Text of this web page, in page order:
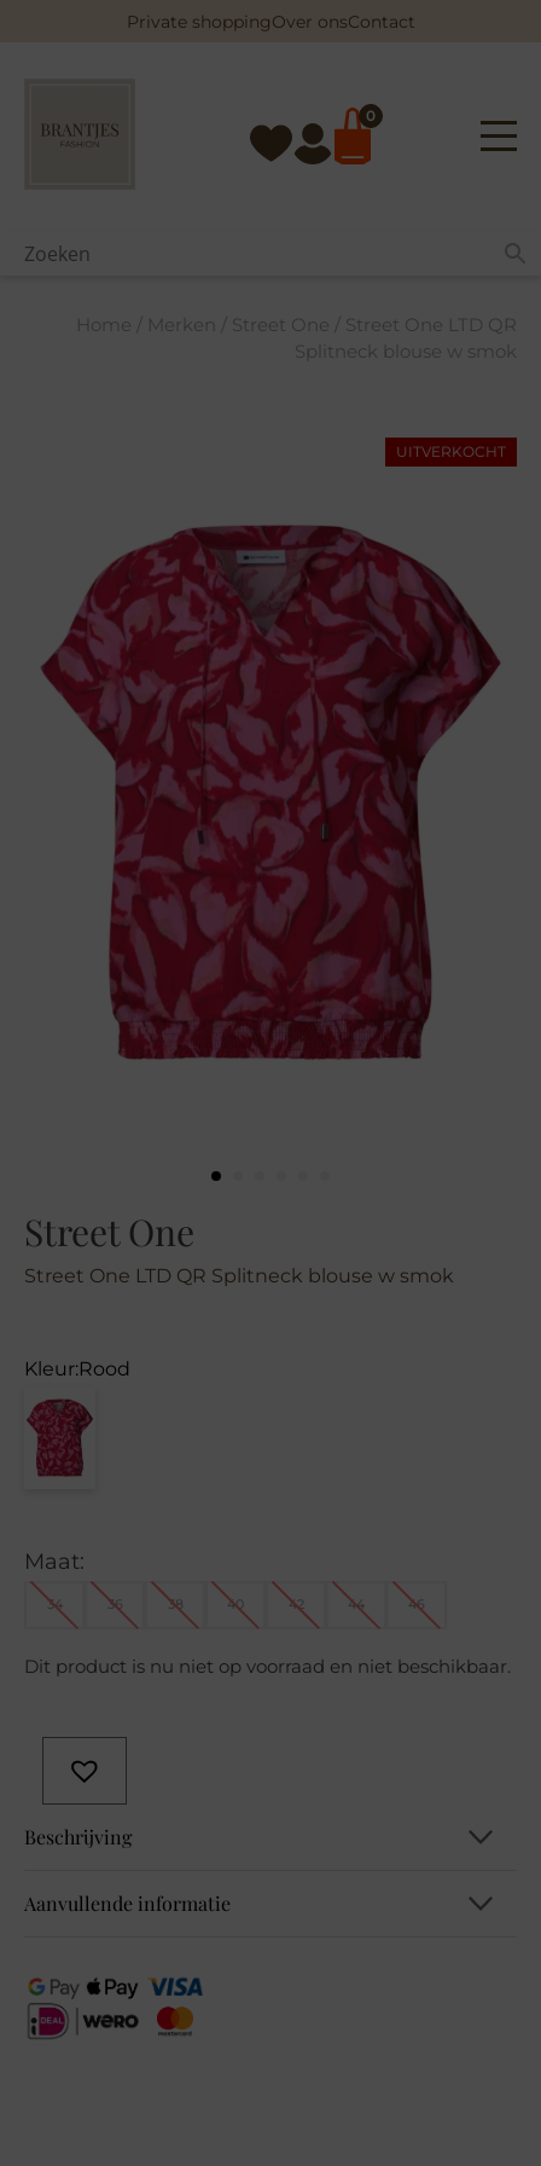
Private shoppingOver onsContact
0
Home / Merken / Street One / Street One LTD QR
Splitneck blouse w smok
UITVERKOCHT
Street One
Street One LTD QR Splitneck blouse w smok
Kleur:Rood
Maat:
34 36 38 40 42 44 46
Dit product is nu niet op voorraad en niet beschikbaar.
Beschrijving
A346634 LTD QR Splitneck blouse w s
Aanvullende informatie
4063049429924, 4063049429955,
4063049429986, 4063049430012,